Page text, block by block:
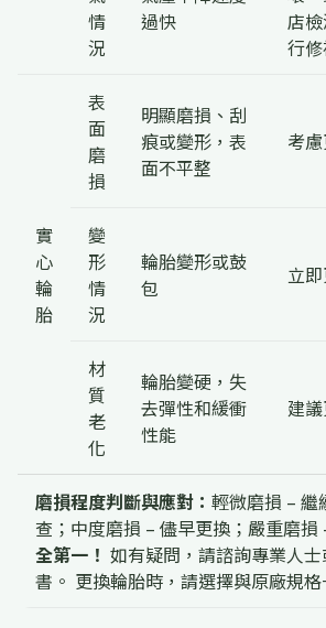
情
況
過快
店
行
實
心
輪
胎
表
面
磨
損
明顯磨損、刮
痕或變形，表
面不平整
考
變
形
情
況
輪胎變形或鼓
包
立
材
質
老
化
輪胎變硬，失
去彈性和緩衝
性能
建
磨損程度判斷與應對： 輕微磨損 – 繼
查；中度磨損 – 儘早更換；嚴重磨損
全第一！ 如有疑問，請諮詢專業人
書。 更換輪胎時，請選擇與原廠規格